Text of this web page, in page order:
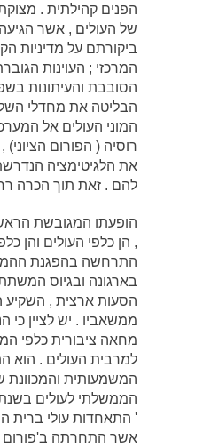
הפנים קהילתית .
ביקורתם על מדיניות
המרכזי ; העוינות
הסובבת והעיתונות
הבליטה את מחדלי
המוני העולים אל
רוסיה ( הפורום הציוני)
את הלגיטימציה
להם . זאת תוך הכרה
הופעתו המגובשת
, הן כלפי העולים והן
התרחשה בהפגנת
בארגונה ובגיוס
הסעות ארצית , השקיע
ממשאביו . יש לציין כי
מחאה ציבורית כלפי
למרבית העולים . הוא
המשמעותית והמכוונת
הממשלתי לעולים
' התאחדות עולי ברית
אשר התחרתה ב'פורום